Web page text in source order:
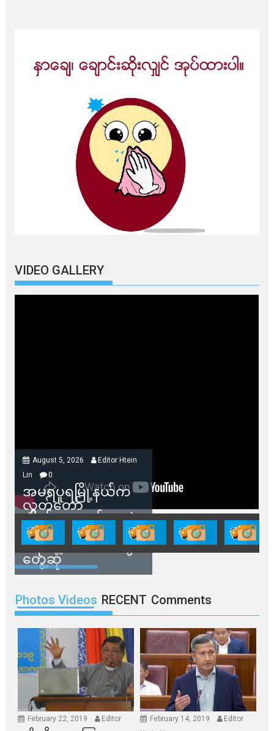
VIDEO GALLERY
August 5, 2026
Editor Htein
Lin
0
အမရပူရမြို့နယ်က
လွှတ်တော်
ကိုယ်စားလှယ်တွေနဲ့
နေအိမ်တွေဖျက်သိမ်း
ခံရမယ့် ဒေသခံတွေ
တွေ့ဆုံ
Photos Videos RECENT Comments
February 22, 2019 Editor February 14, 2019
Editor